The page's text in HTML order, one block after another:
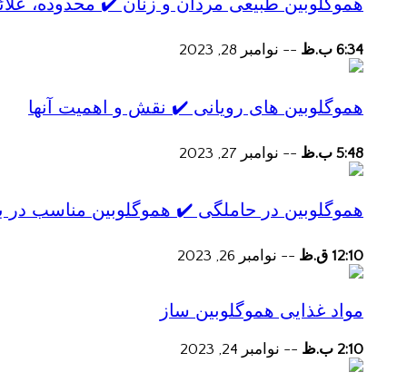
6:34 ب.ظ -- نوامبر 28, 2023
هموگلوبین های رویانی ✔️ نقش و اهمیت آنها
5:48 ب.ظ -- نوامبر 27, 2023
هموگلوبین در حاملگی ✔️ هموگلوبین مناسب در
12:10 ق.ظ -- نوامبر 26, 2023
مواد غذایی هموگلوبین ساز
2:10 ب.ظ -- نوامبر 24, 2023